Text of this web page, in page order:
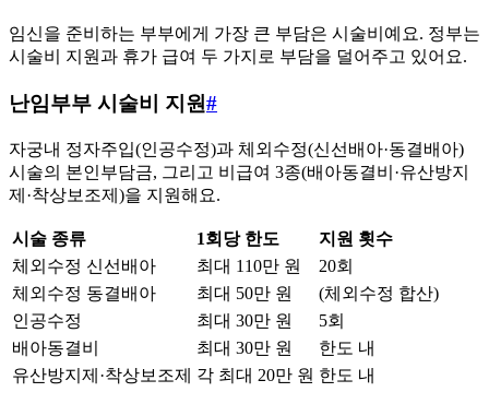
임신을 준비하는 부부에게 가장 큰 부담은 시술비예요. 정부는
시술비 지원과 휴가 급여 두 가지로 부담을 덜어주고 있어요.
난임부부 시술비 지원#
자궁내 정자주입(인공수정)과 체외수정(신선배아·동결배아)
시술의 본인부담금, 그리고 비급여 3종(배아동결비·유산방지
제·착상보조제)을 지원해요.
시술 종류 1회당 한도
지원 횟수
체외수정 신선배아
최대 110만 원
20회
체외수정 동결배아
최대 50만 원
(체외수정 합산)
인공수정
최대 30만 원
5회
배아동결비
최대 30만 원
한도 내
유산방지제·착상보조제 각 최대 20만 원 한도 내